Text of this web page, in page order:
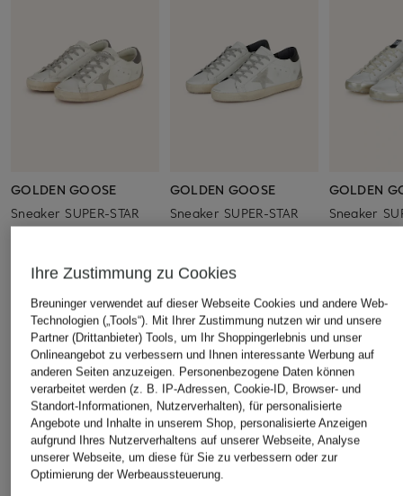
GOLDEN GOOSE
Sneaker SUPER-STAR
GOLDEN GOOSE
Sneaker SUPER-STAR
GOLDEN
Sneaker
ÄHNLICHE ARTIKEL ENTDECKEN
Ihre Zustimmung zu Cookies
Breuninger verwendet auf dieser Webseite Cookies und andere Web-
Technologien („Tools“). Mit Ihrer Zustimmung nutzen wir und unsere
Partner (Drittanbieter) Tools, um Ihr Shoppingerlebnis und unser
Onlineangebot zu verbessern und Ihnen interessante Werbung auf
anderen Seiten anzuzeigen. Personenbezogene Daten können
verarbeitet werden (z. B. IP-Adressen, Cookie-ID, Browser- und
Standort-Informationen, Nutzerverhalten), für personalisierte
Angebote und Inhalte in unserem Shop, personalisierte Anzeigen
aufgrund Ihres Nutzerverhaltens auf unserer Webseite, Analyse
unserer Webseite, um diese für Sie zu verbessern oder zur
Optimierung der Werbeaussteuerung.